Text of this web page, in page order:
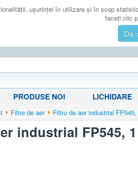
uşurinţei în utilizare şi în scop
faceţi clic
Da,
PRODUSE NOI LICHIDARE
Filtre de aer Filtru de aer industrial
industrial FP545,